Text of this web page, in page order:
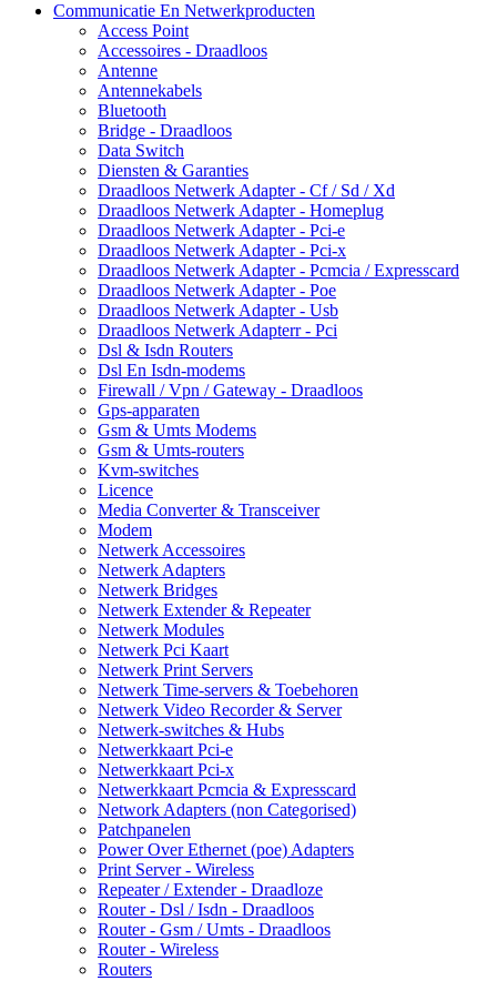
Communicatie En Netwerkproducten
Access Point
Accessoires - Draadloos
Antenne
Antennekabels
Bluetooth
Bridge - Draadloos
Data Switch
Diensten & Garanties
Draadloos Netwerk Adapter - Cf / Sd / Xd
Draadloos Netwerk Adapter - Homeplug
Draadloos Netwerk Adapter - Pci-e
Draadloos Netwerk Adapter - Pci-x
Draadloos Netwerk Adapter - Pcmcia / Expresscard
Draadloos Netwerk Adapter - Poe
Draadloos Netwerk Adapter - Usb
Draadloos Netwerk Adapterr - Pci
Dsl & Isdn Routers
Dsl En Isdn-modems
Firewall / Vpn / Gateway - Draadloos
Gps-apparaten
Gsm & Umts Modems
Gsm & Umts-routers
Kvm-switches
Licence
Media Converter & Transceiver
Modem
Netwerk Accessoires
Netwerk Adapters
Netwerk Bridges
Netwerk Extender & Repeater
Netwerk Modules
Netwerk Pci Kaart
Netwerk Print Servers
Netwerk Time-servers & Toebehoren
Netwerk Video Recorder & Server
Netwerk-switches & Hubs
Netwerkkaart Pci-e
Netwerkkaart Pci-x
Netwerkkaart Pcmcia & Expresscard
Network Adapters (non Categorised)
Patchpanelen
Power Over Ethernet (poe) Adapters
Print Server - Wireless
Repeater / Extender - Draadloze
Router - Dsl / Isdn - Draadloos
Router - Gsm / Umts - Draadloos
Router - Wireless
Routers